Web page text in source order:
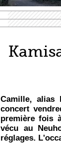
Camille, alias
concert
première fois
vécu au
réglages.